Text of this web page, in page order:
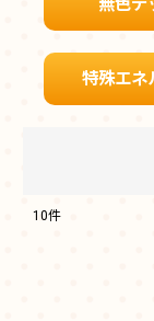
無色デ
特殊エネ
10件